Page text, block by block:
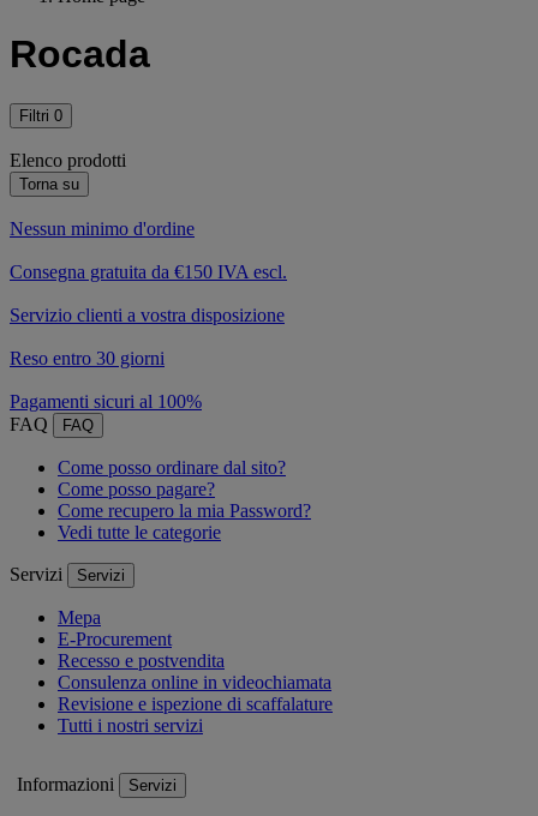
Rocada
Filtri 0
Elenco prodotti
Torna su
Nessun minimo d'ordine
Consegna gratuita da €150 IVA escl.
Servizio clienti a vostra disposizione
Reso entro 30 giorni
Pagamenti sicuri al 100%
FAQ
FAQ
Come posso ordinare dal sito?
Come posso pagare?
Come recupero la mia Password?
Vedi tutte le categorie
Servizi Servizi
Mepa
E-Procurement
Recesso e postvendita
Consulenza online in videochiamata
Revisione e ispezione di scaffalature
Tutti i nostri servizi
Informazioni Servizi